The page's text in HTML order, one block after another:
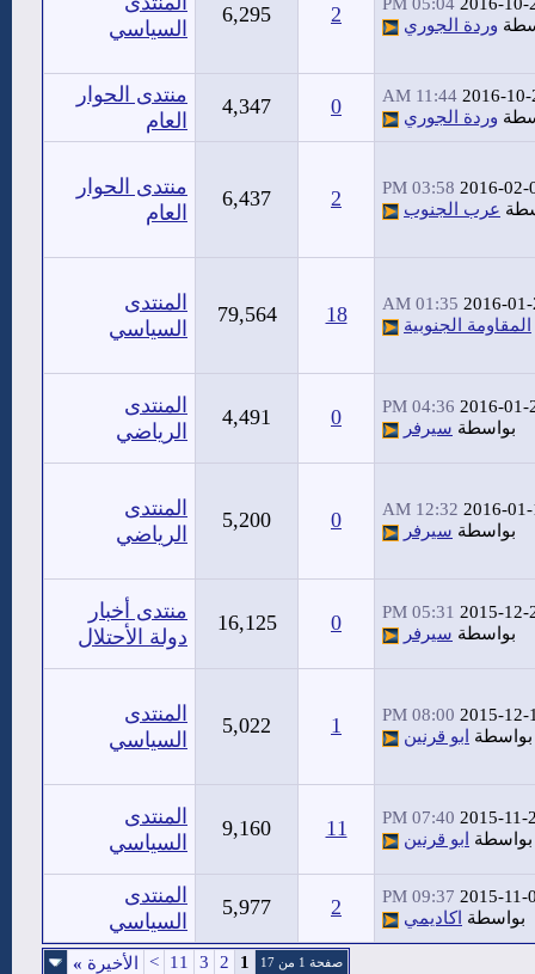
وردة الجوري 2
6,295
السياسي
2016-10-
11:44 AM
وردة الجوري 0
4,347
منتدى الحوار
العام
2016-02-
03:58 PM
عرب الجنوب 2
6,437
منتدى الحوار
العام
2016-
01:35 AM
المقاومة الجنوبية 18
79,564
المنتدى
السياسي
2016-01-
04:36 PM
بواسطة سيرفر 0
4,491
المنتدى
الرياضي
2016-01-
12:32 AM
بواسطة سيرفر 0
5,200
المنتدى
الرياضي
2015-12-
05:31 PM
بواسطة سيرفر 0
16,125
منتدى أخبار
دولة الأحتلال
2015-12-
08:00 PM
بواسطة
ابو قرنين 1
5,022
المنتدى
السياسي
2015-11-
07:40 PM
بواسطة
ابو قرنين 11
9,160
المنتدى
السياسي
2015-11-
09:37 PM
بواسطة اكاديمي 2
5,977
المنتدى
السياسي
صفحة 1 من 17 1
2
3
11
> الأخيرة »